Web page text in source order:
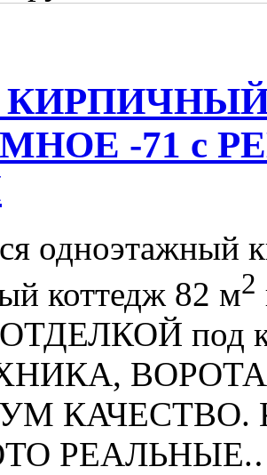
КИРПИЧНЫЙ
-71 с
одноэтажный
коттедж 82 м2
ОТДЕЛКОЙ под